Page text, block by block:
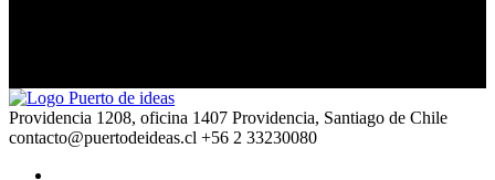
Providencia 1208, oficina 1407 Providencia, Santiago de Chile
contacto@puertodeideas.cl +56 2 33230080